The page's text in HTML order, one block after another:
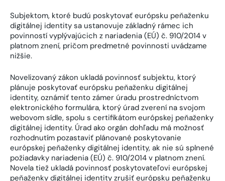
Subjektom, ktoré budú poskytovať európsku peňaženku
digitálnej identity sa ustanovuje základný rámec ich
povinností vyplývajúcich z nariadenia (EÚ) č. 910/2014 v
platnom znení, pričom predmetné povinnosti uvádzame
nižšie.
Novelizovaný zákon ukladá povinnosť subjektu, ktorý
plánuje poskytovať európsku peňaženku digitálnej
identity, oznámiť tento zámer úradu prostredníctvom
elektronického formulára, ktorý úrad zverení na svojom
webovom sídle, spolu s certifikátom európskej peňaženky
digitálnej identity. Úrad ako orgán dohľadu má možnosť
rozhodnutím pozastaviť plánované poskytovanie
európskej peňaženky digitálnej identity, ak nie sú splnené
požiadavky nariadenia (EÚ) č. 910/2014 v platnom znení.
Novela tiež ukladá povinnosť poskytovateľovi európskej
peňaženky digitálnej identity zrušiť európsku peňaženku